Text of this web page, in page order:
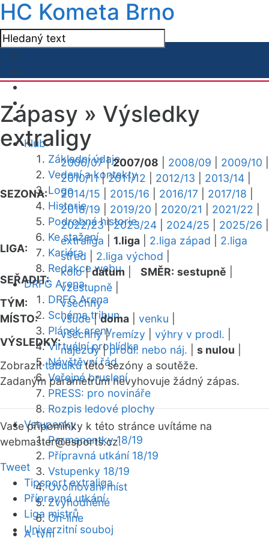
HC Kometa Brno
Klub
Základní údaje
Vedení a kontakty
Logo
Historie
Podrobná historie
Ke stažení
Kariéra
Redakce webu
DRFG Arena
DRFG Arena
Schéma tribun
Plánek areny
Virtuální prohlídka
Návštěvní řád
Veřejné bruslení
PRESS: pro novináře
Rozpis ledové plochy
Vstupenky
Permanentky 18/19
Přípravná utkání 18/19
Vstupenky 18/19
Uvolňování míst
Zvýhodněné
On-line
A-tým
Zápasy » Výsledky
extraligy
SEZONA:
2006/07|2007/08 2008/09 2009/10
2010/11|2011/12 2012/13 2013/14
2014/15
2015/16 2016/17 2017/18
2018/19
2019/20 2020/21 2021/22
2022/23|2023/24 2024/25 2025/26
LIGA:
extraliga 1.liga 2.liga západ
2.liga
střed
2.liga východ
SEŘADIT:
kolo|datum SMĚR: sestupně
vzestupně
TÝM:
všechny
MÍSTO:
všude|doma venku
VÝSLEDKY:
všechny|remízy výhry v prodl.
nájezdy|prodl. nebo náj. s nulou
Zobrazittabulkutéto sezóny a soutěže.
Zadaným parametrům nevyhovuje žádný zápas.
Vaše připomínky k této stránce uvítáme na
webmaster@esports.cz.
Tweet
Tipsport extraliga
Přípravná utkání
Liga mistrů
Univerzitní souboj